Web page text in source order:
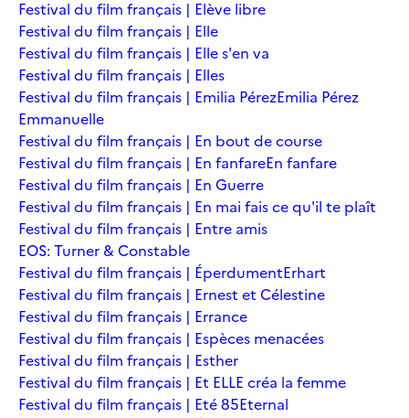
Festival du film français | Elève libre
Festival du film français | Elle
Festival du film français | Elle s'en va
Festival du film français | Elles
Festival du film français | Emilia PérezEmilia Pérez
Emmanuelle
Festival du film français | En bout de course
Festival du film français | En fanfareEn fanfare
Festival du film français | En Guerre
Festival du film français | En mai fais ce qu'il te plaît
Festival du film français | Entre amis
EOS: Turner & Constable
Festival du film français | ÉperdumentErhart
Festival du film français | Ernest et Célestine
Festival du film français | Errance
Festival du film français | Espèces menacées
Festival du film français | Esther
Festival du film français | Et ELLE créa la femme
Festival du film français | Eté 85Eternal